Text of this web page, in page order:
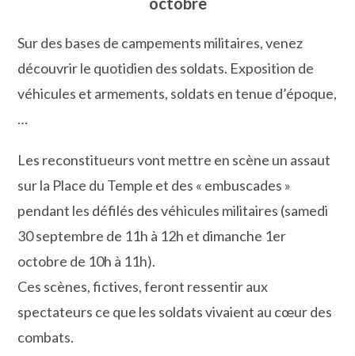
Sur des bases de campements militaires, venez
découvrir le quotidien des soldats. Exposition de
véhicules et armements, soldats en tenue d’époque,
…
Les reconstitueurs vont mettre en scène un assaut
sur la Place du Temple et des « embuscades »
pendant les défilés des véhicules militaires (samedi
30 septembre de 11h à 12h et dimanche 1er
octobre de 10h à 11h).
Ces scènes, fictives, feront ressentir aux
spectateurs ce que les soldats vivaient au cœur des
combats.